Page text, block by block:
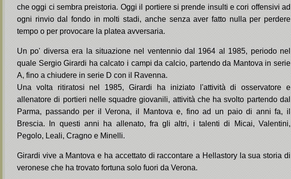
che oggi ci sembra preistoria. Oggi il portiere si prende insulti e cori offensivi ad
ogni rinvio dal fondo in molti stadi, anche senza aver fatto nulla per perdere
tempo o per provocare la platea avversaria.
Un po' diversa era la situazione nel ventennio dal 1964 al 1985, periodo nel
quale Sergio Girardi ha calcato i campi da calcio, partendo da Mantova in serie
A, fino a chiudere in serie D con il Ravenna.
Una volta ritiratosi nel 1985, Girardi ha iniziato l'attività di osservatore e
allenatore di portieri nelle squadre giovanili, attività che ha svolto partendo dal
Parma, passando per il Verona, il Mantova e, fino ad un paio di anni fa, il
Brescia. In questi anni ha allenato, fra gli altri, i talenti di Micai, Valentini,
Pegolo, Leali, Cragno e Minelli.
Girardi vive a Mantova e ha accettato di raccontare a Hellastory la sua storia di
veronese che ha trovato fortuna solo fuori da Verona.